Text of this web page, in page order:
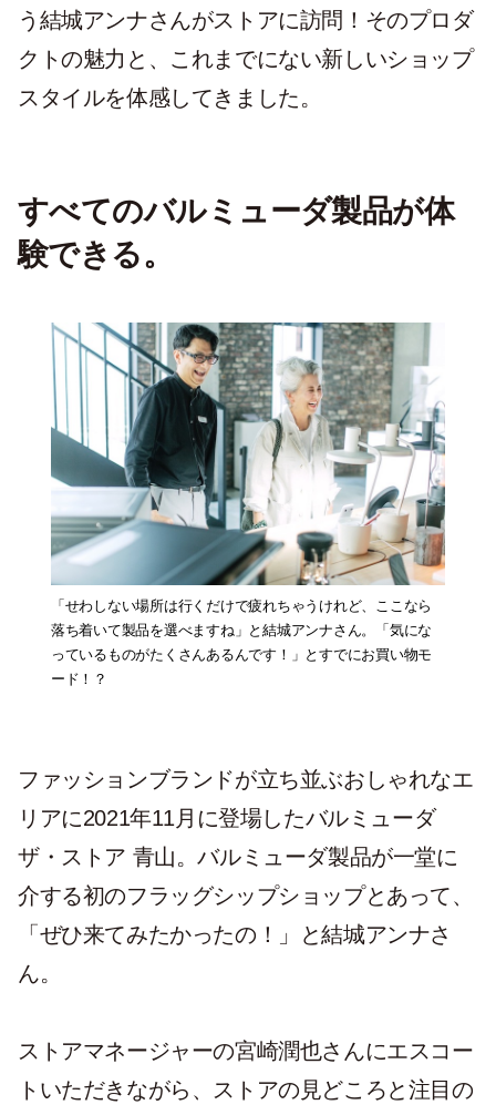
う結城アンナさんがストアに訪問！そのプロダ
クトの魅力と、これまでにない新しいショップ
スタイルを体感してきました。
すべてのバルミューダ製品が体
験できる。
「せわしない場所は行くだけで疲れちゃうけれど、ここなら
落ち着いて製品を選べますね」と結城アンナさん。「気にな
っているものがたくさんあるんです！」とすでにお買い物モ
ード！？
ファッションブランドが立ち並ぶおしゃれなエ
リアに2021年11月に登場したバルミューダ
ザ・ストア 青山。バルミューダ製品が一堂に
介する初のフラッグシップショップとあって、
「ぜひ来てみたかったの！」と結城アンナさ
ん。
ストアマネージャーの宮崎潤也さんにエスコー
トいただきながら、ストアの見どころと注目の